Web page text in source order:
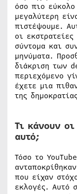
όσο πιο
μεγαλύτερη
πιστέψουμε.
οι
σύντομα και
μηνύματα.
διάκριση των
περιεχόμενο
έχετε μια
της
Τι κάνουν οι
αυτό;
Τόσο το
που είχαν
εκλογές. Αυτό